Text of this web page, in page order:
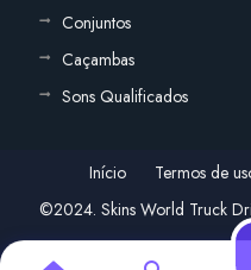
Conjuntos
Caçambas
Sons Qualificados
Início Termos de
©2024. Skins World Truck